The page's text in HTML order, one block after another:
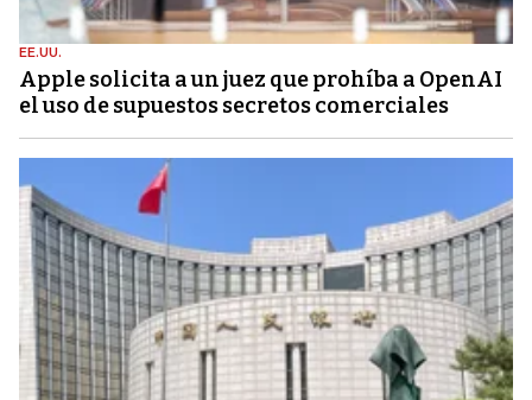
EE.UU.
Apple solicita a un juez que prohíba a OpenAI
el uso de supuestos secretos comerciales